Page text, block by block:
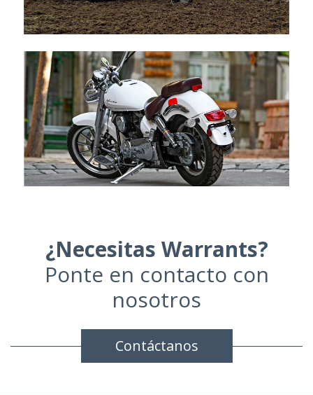
¿Necesitas Warrants?
Ponte en contacto con
nosotros
Contáctanos